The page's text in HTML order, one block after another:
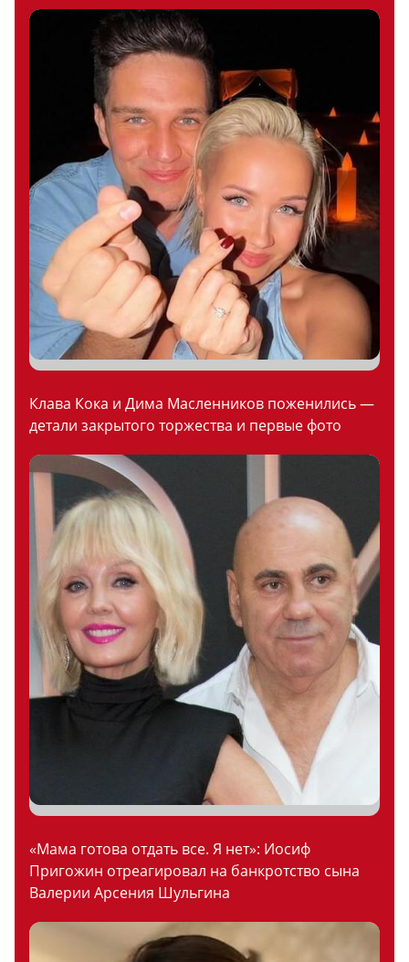
Клава Кока и Дима Масленников поженились —
детали закрытого торжества и первые фото
«Мама готова отдать все. Я нет»: Иосиф
Пригожин отреагировал на банкротство сына
Валерии Арсения Шульгина